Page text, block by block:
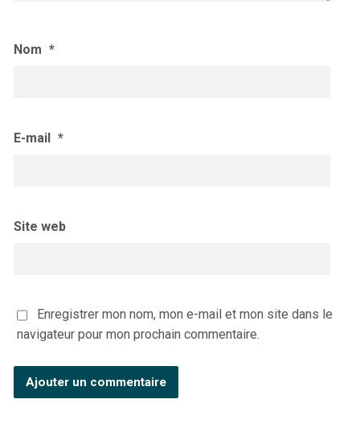
Nom *
E-mail *
Site web
Enregistrer mon nom, mon e-mail et mon site dans le
navigateur pour mon prochain commentaire.